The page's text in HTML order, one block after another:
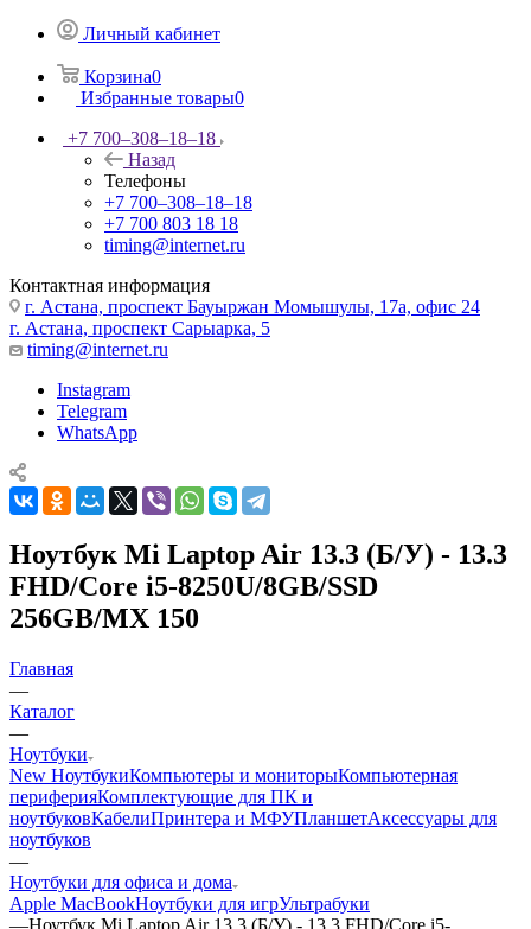
Личный кабинет
Корзина0
Избранные товары0
+7 700‒308‒18‒18
Назад
Телефоны
+7 700‒308‒18‒18
+7 700 803 18 18
timing@internet.ru
Контактная информация
г. Астана, проспект Бауыржан Момышулы, 17а, офис 24
г. Астана, проспект Сарыарка, 5
timing@internet.ru
Instagram
Telegram
WhatsApp
Ноутбук Mi Laptop Air 13.3 (Б/У) - 13.3
FHD/Core i5-8250U/8GB/SSD
256GB/MX 150
Главная
—
Каталог
—
Ноутбуки
New НоутбукиКомпьютеры и мониторыКомпьютерная
периферияКомплектующие для ПК и
ноутбуковКабелиПринтера и МФУПланшетАксессуары для
ноутбуков
—
Ноутбуки для офиса и дома
Apple MacBookНоутбуки для игрУльтрабуки
—Ноутбук Mi Laptop Air 13.3 (Б/У) - 13.3 FHD/Core i5-